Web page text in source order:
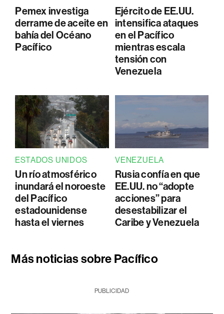
Pemex investiga
derrame de aceite en
bahía del Océano
Pacífico
Ejército de EE.UU.
intensifica ataques
en el Pacífico
mientras escala
tensión con
Venezuela
ESTADOS UNIDOS
Un río atmosférico
inundará el noroeste
del Pacífico
estadounidense
hasta el viernes
VENEZUELA
Rusia confía en que
EE.UU. no “adopte
acciones” para
desestabilizar el
Caribe y Venezuela
Más noticias sobre Pacífico
PUBLICIDAD